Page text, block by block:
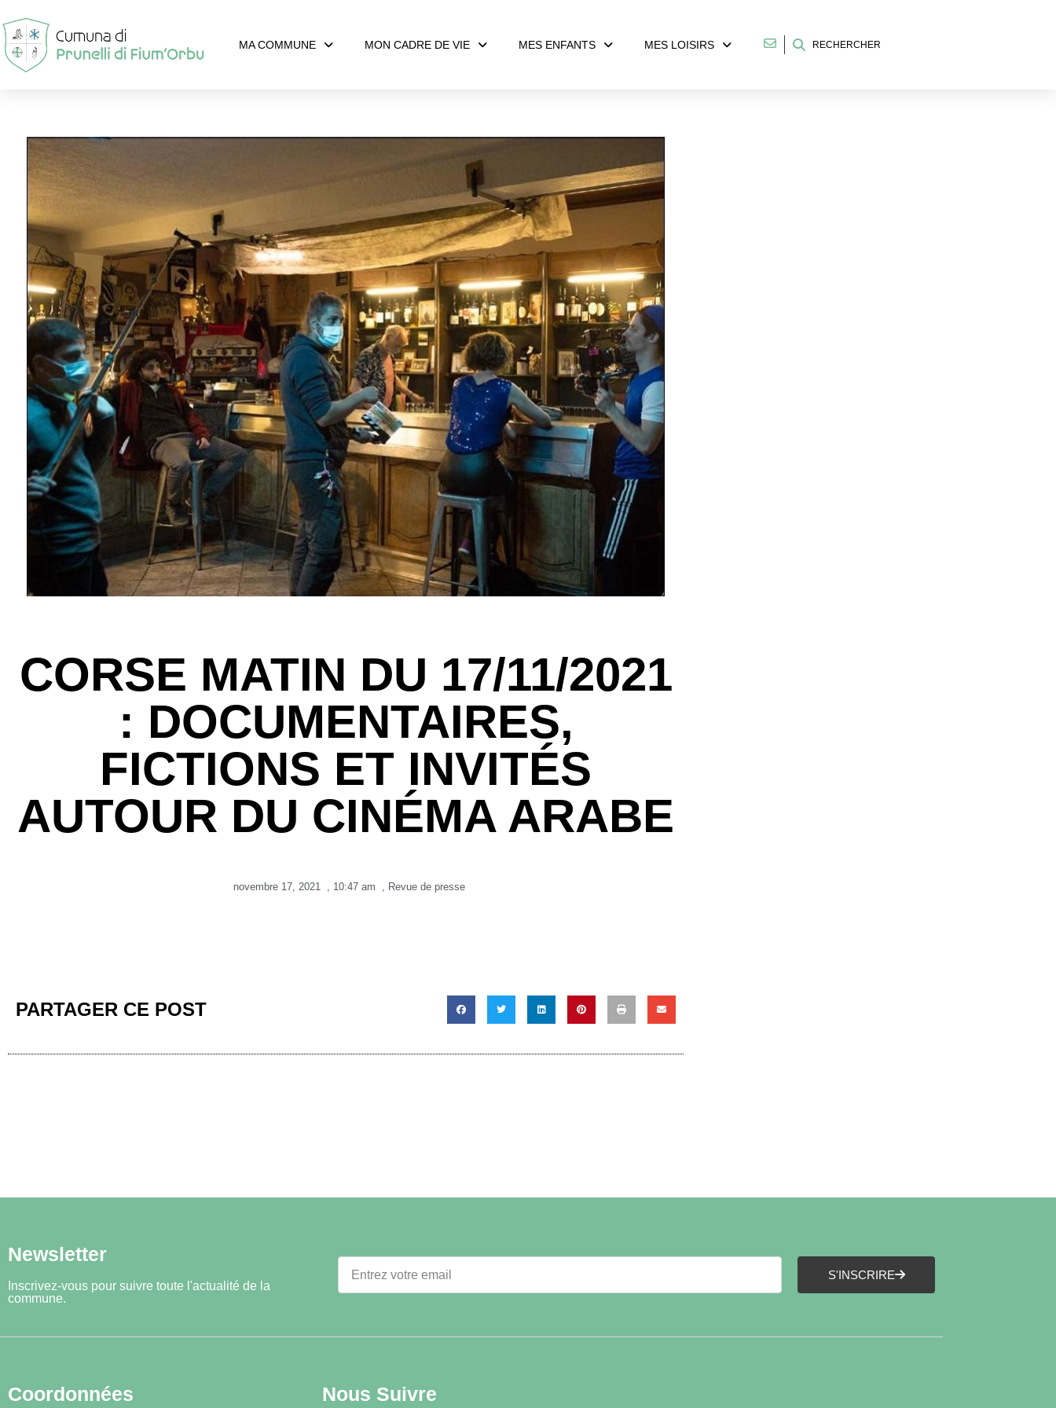
MA COMMUNE MON CADRE DE VIE MES ENFANTS MES LOISIRS RECHERCHER
CORSE MATIN DU 17/11/2021
: DOCUMENTAIRES,
FICTIONS ET INVITÉS
AUTOUR DU CINÉMA ARABE
novembre 17, 2021 , 10:47 am , Revue de presse
PARTAGER CE POST
Newsletter
Inscrivez-vous pour suivre toute l'actualité de la
commune.
S'INSCRIRE
Coordonnées Nous Suivre